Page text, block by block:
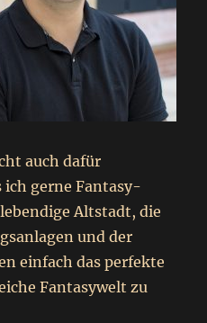
auch dafür
gerne Fantasy-
Altstadt, die
und der
einfach das perfekte
Fantasywelt zu